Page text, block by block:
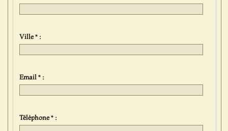
Ville * :
Email * :
Téléphone * :